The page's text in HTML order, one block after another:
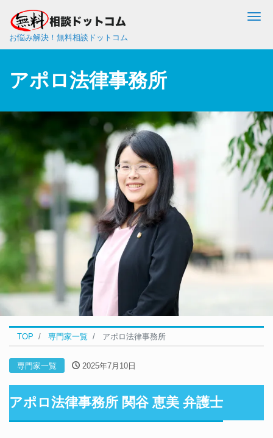
お悩み解決！無料相談ドットコム
アポロ法律事務所
TOP 専門家一覧 アポロ法律事務所
専門家一覧 2025年7月10日
アポロ法律事務所 関谷 恵美 弁護士